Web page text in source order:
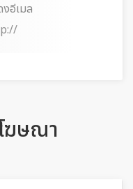
อีเมล
ฆษณา